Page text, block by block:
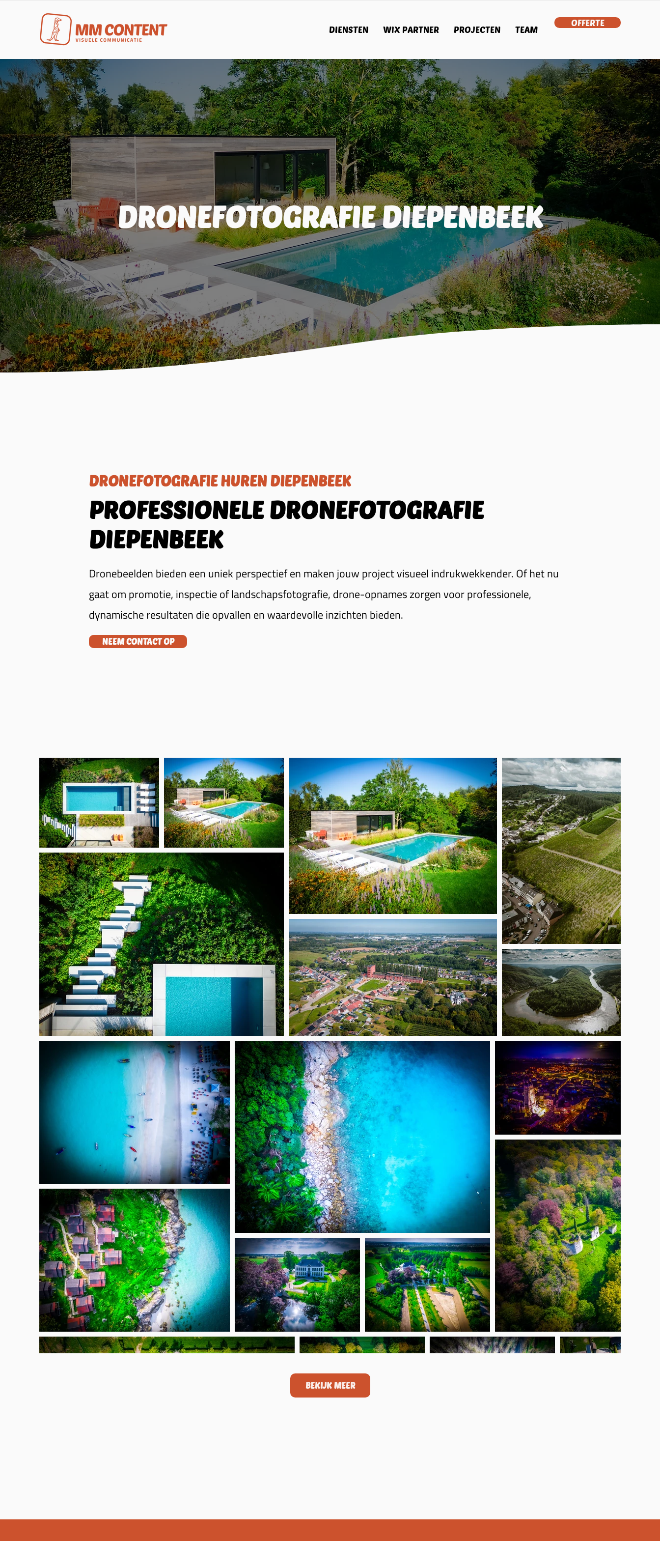
DIENSTEN WIX PARTNER PROJECTEN TEAM
OFFERTE
DRONEFOTOGRAFIE DIEPENBEEK
DRONEFOTOGRAFIE HUREN DIEPENBEEK
PROFESSIONELE DRONEFOTOGRAFIE
DIEPENBEEK
Dronebeelden bieden een uniek perspectief en maken jouw project visueel indrukwekkender. Of het nu
gaat om promotie, inspectie of landschapsfotografie, drone-opnames zorgen voor professionele,
dynamische resultaten die opvallen en waardevolle inzichten bieden.
NEEM CONTACT OP
BEKIJK MEER